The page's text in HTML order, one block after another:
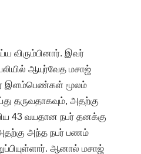
விரும்பினார். இவர்
ஆயுர்வேத மசாஜ்
இளம்பெண்கள் மூலம்
தருவதாகவும், அதற்கு
43 வயதான நபர் தனக்கு
அந்த நபர் பணம்
ஆனால் மசாஜ்